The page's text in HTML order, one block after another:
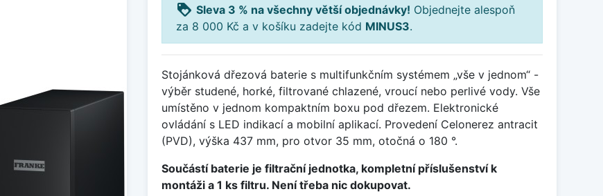
loyalty Sleva 3 % na všechny větší objednávky! Objednejte alespoň
za 8 000 Kč a v košíku zadejte kód MINUS3.
Stojánková dřezová baterie s multifunkčním systémem „vše v jednom“ -
výběr studené, horké, filtrované chlazené, vroucí nebo perlivé vody. Vše
umístěno v jednom kompaktním boxu pod dřezem. Elektronické
ovládání s LED indikací a mobilní aplikací. Provedení Celonerez antracit
(PVD), výška 437 mm, pro otvor 35 mm, otočná o 180 °.
Součástí baterie je filtrační jednotka, kompletní příslušenství k
montáži a 1 ks filtru. Není třeba nic dokupovat.